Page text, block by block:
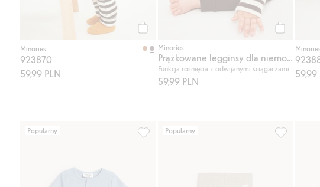
Minories
923870
59,99 PLN
Minories
Prążkowane legginsy dla niemowląt
Funkcja rośnięcia z odwijanymi ściągaczami.
59,99 PLN
Minories
59,99
Popularny Popularny